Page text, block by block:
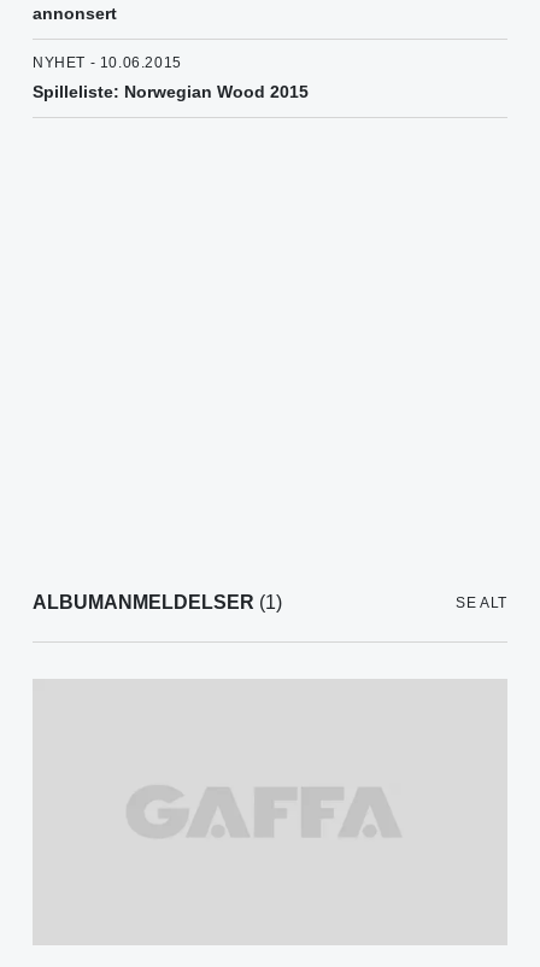
annonsert
NYHET - 10.06.2015
Spilleliste: Norwegian Wood 2015
ALBUMANMELDELSER (1) SE ALT